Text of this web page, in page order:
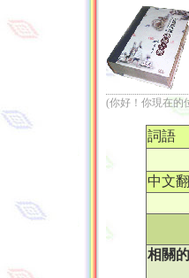
(你好！你現在的
詞語
中文
相關